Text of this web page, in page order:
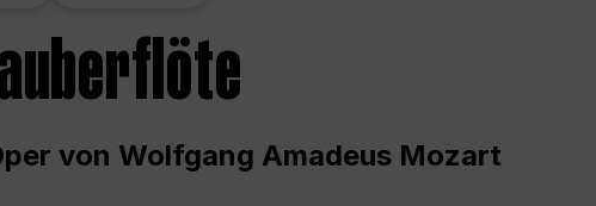
von Wolfgang Amadeus Mozart